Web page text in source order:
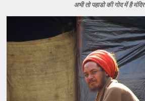
अभी तो पहाडो की गोद में है मंदिर